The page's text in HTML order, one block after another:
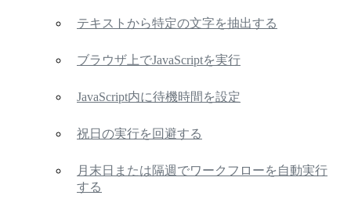
テキストから特定の文字を抽出する
ブラウザ上でJavaScriptを実行
JavaScript内に待機時間を設定
祝日の実行を回避する
月末日または隔週でワークフローを自動実行
する